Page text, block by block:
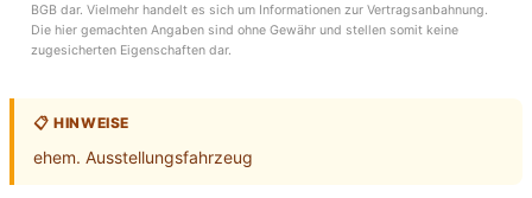
BGB dar. Vielmehr handelt es sich um Informationen zur Vertragsanbahnung.
Die hier gemachten Angaben sind ohne Gewähr und stellen somit keine
zugesicherten Eigenschaften dar.
📋 HINWEISE
ehem. Ausstellungsfahrzeug